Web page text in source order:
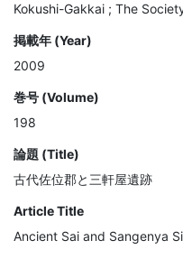
Kokushi-Gakkai ; The
掲載年 (Year)
2009
巻号 (Volume)
198
論題 (Title)
古代佐位郡と三軒屋遺跡
Article Title
Ancient Sai and Sangenya